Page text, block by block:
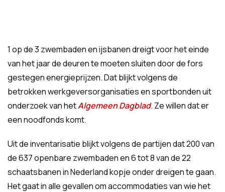
1 op de 3 zwembaden en ijsbanen dreigt voor het einde
van het jaar de deuren te moeten sluiten door de fors
gestegen energieprijzen. Dat blijkt volgens de
betrokken werkgeversorganisaties en sportbonden uit
onderzoek van hetAlgemeen Dagblad. Ze willen dat er
een noodfonds komt.
Uit de inventarisatie blijkt volgens de partijen dat 200 van
de 637 openbare zwembaden en 6 tot 8 van de 22
schaatsbanen in Nederland kopje onder dreigen te gaan.
Het gaat in alle gevallen om accommodaties van wie het